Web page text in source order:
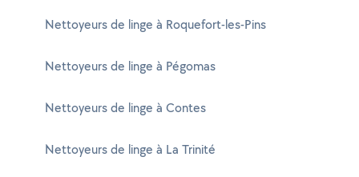
Nettoyeurs de linge à Roquefort-les-Pins
Nettoyeurs de linge à Pégomas
Nettoyeurs de linge à Contes
Nettoyeurs de linge à La Trinité